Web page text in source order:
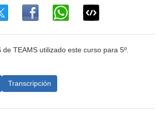
TEAMS utilizado este curso para 5º.
Transcripción